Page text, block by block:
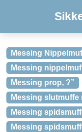
Messing
Messing
Messing prop, ?”
Messing slutmuffe
Messing
Messing